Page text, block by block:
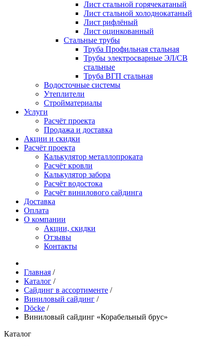
Лист стальной горячекатаный
Лист стальной холоднокатаный
Лист рифлёный
Лист оцинкованный
Стальные трубы
Труба Профильная стальная
Трубы электросварные ЭЛ/СВ
стальные
Труба ВГП стальная
Водосточные системы
Утеплители
Стройматериалы
Услуги
Расчёт проекта
Продажа и доставка
Акции и скидки
Расчёт проекта
Калькулятор металлопроката
Расчёт кровли
Калькулятор забора
Расчёт водостока
Расчёт винилового сайдинга
Доставка
Оплата
О компании
Акции, скидки
Отзывы
Контакты
Главная /
Каталог /
Сайдинг в ассортименте /
Виниловый сайдинг /
Döcke /
Виниловый сайдинг «Корабельный брус»
Каталог